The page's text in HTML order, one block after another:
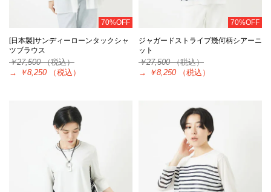
70%OFF
[日本製]サンディーローンタックシャ
ツブラウス
￥27,500（税込）
→
￥8,250 （税込）
70%OFF
ジャガードストライプ幾何柄シアーニ
ット
￥27,500（税込）
→
￥8,250 （税込）